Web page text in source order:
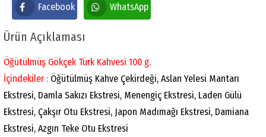
Facebook WhatsApp
Ürün Açıklaması
Öğütülmüş Gökçek Türk Kahvesi 100 g.
İçindekiler : Öğütülmüş Kahve Çekirdeği, Aslan Yelesi Mantarı
Ekstresi, Damla Sakızı Ekstresi, Menengiç Ekstresi, Laden Gülü
Ekstresi, Çakşır Otu Ekstresi, Japon Madımağı Ekstresi, Damiana
Ekstresi, Azgın Teke Otu Ekstresi